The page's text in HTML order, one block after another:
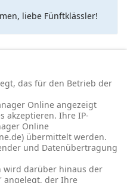
liebe Fünftklässler!
das für den Betrieb der
Online angezeigt
akzeptieren. Ihre IP-
Online
übermittelt werden.
und Datenübertragung
wird darüber hinaus der
angelegt, der Ihre